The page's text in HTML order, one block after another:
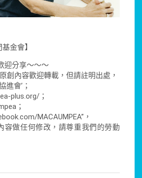
金會】
迎分享～～～
創內容歡迎轉載，但請註明出處，
進會’；
plus.org/；
；
MACAUMPEA”，
容做任何修改，請尊重我們的勞動